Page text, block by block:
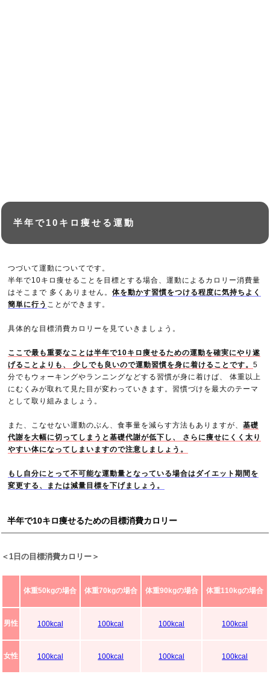
半年で10キロ痩せる運動
つづいて運動についてです。
半年で10キロ痩せることを目標とする場合、運動によるカロリー消費量
はそこまで 多くありません。体を動かす習慣をつける程度に気持ちよく
簡単に行う ことができます。
具体的な目標消費カロリーを見ていきましょう。
ここで最も重要なことは半年で10キロ痩せるための運動を確実にやり遂
げることよりも、 少しでも良いので運動習慣を身に着けることです。5
分でもウォーキングやランニングなどする習慣が身に着けば、 体重以上
にむくみが取れて見た目が変わっていきます。習慣づけを最大のテーマ
として取り組みましょう。
また、こなせない運動のぶん、食事量を減らす方法もありますが、基礎
代謝を大幅に切ってしまうと基礎代謝が低下し、 さらに痩せにくく太り
やすい体になってしまいますので注意しましょう。
もし自分にとって不可能な運動量となっている場合はダイエット期間を
変更する、または減量目標を下げましょう。
半年で10キロ痩せるための目標消費カロリー
＜1日の目標消費カロリー＞
体重50kgの場合 体重70kgの場合 体重90kgの場合 体重110kgの場合
男性 100kcal 100kcal 100kcal 100kcal
女性 100kcal 100kcal 100kcal 100kcal